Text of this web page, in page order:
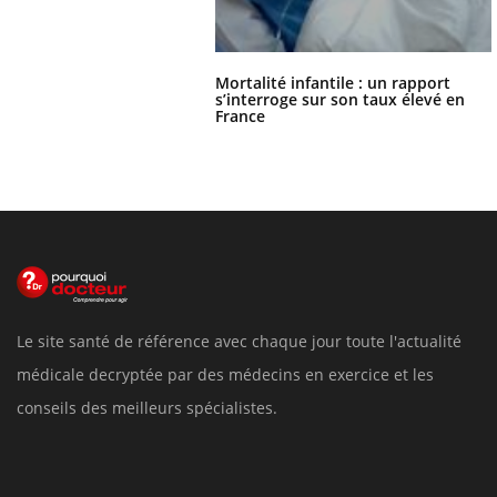
Mortalité infantile : un rapport
s’interroge sur son taux élevé en
France
Le site santé de référence avec chaque jour toute l'actualité
médicale decryptée par des médecins en exercice et les
conseils des meilleurs spécialistes.